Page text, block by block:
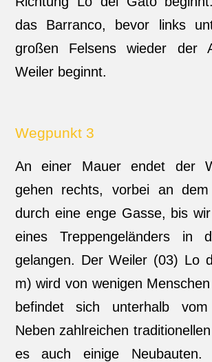
das Barranco, bevor links
großen Felsens wieder der
Weiler beginnt.
Wegpunkt 3
An einer Mauer endet der
gehen rechts, vorbei an
durch eine enge Gasse, bis
eines Treppengeländers in
gelangen. Der Weiler (03) Lo
m) wird von wenigen
befindet sich unterhalb vom
Neben zahlreichen
es auch einige Neubauten.